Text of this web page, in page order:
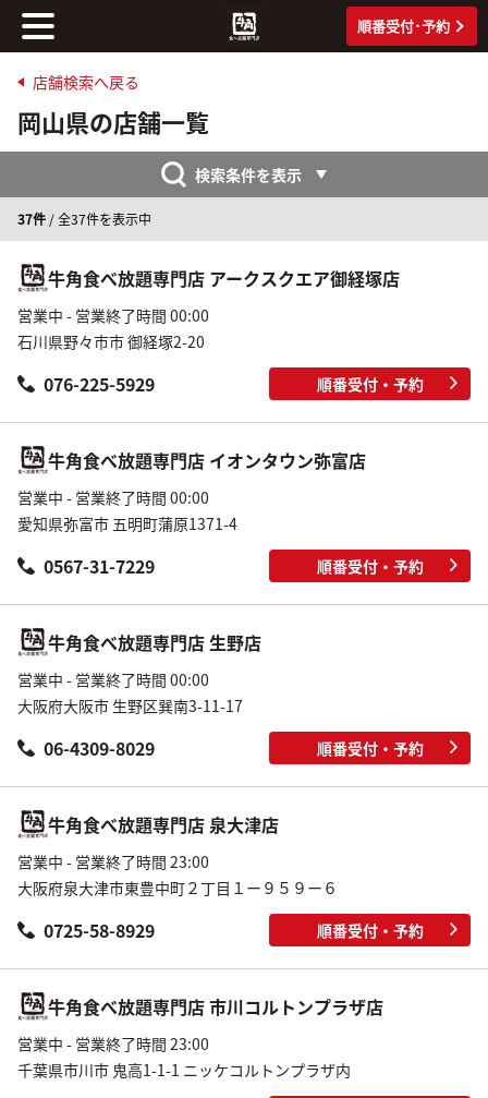
順番受付･予約
店舗検索へ戻る
岡山県の店舗一覧
検索条件を表示
37件 / 全37件を表示中
牛角食べ放題専門店 アークスクエア御経塚店
営業中 - 営業終了時間 00:00
石川県野々市市 御経塚2-20
076-225-5929 順番受付・予約
牛角食べ放題専門店 イオンタウン弥富店
営業中 - 営業終了時間 00:00
愛知県弥富市 五明町蒲原1371-4
0567-31-7229 順番受付・予約
牛角食べ放題専門店 生野店
営業中 - 営業終了時間 00:00
大阪府大阪市 生野区巽南3-11-17
06-4309-8029 順番受付・予約
牛角食べ放題専門店 泉大津店
営業中 - 営業終了時間 23:00
大阪府泉大津市東豊中町２丁目１ー９５９ー６
0725-58-8929 順番受付・予約
牛角食べ放題専門店 市川コルトンプラザ店
営業中 - 営業終了時間 23:00
千葉県市川市 鬼高1-1-1 ニッケコルトンプラザ内